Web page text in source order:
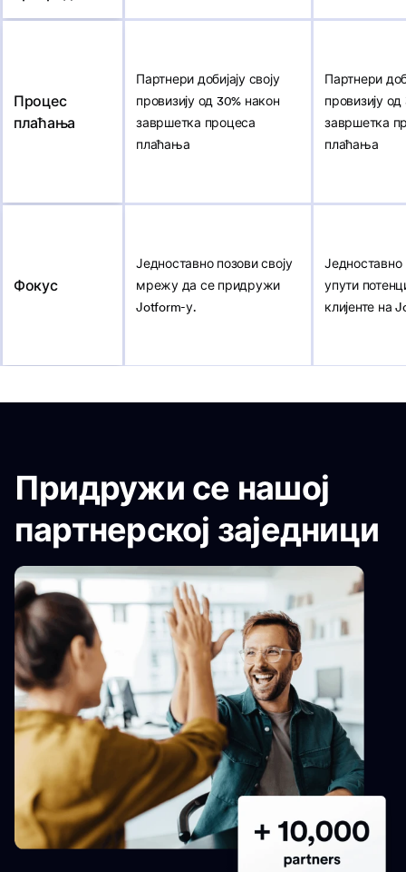
Процес
плаћања
Партнери добијају своју
провизију од 30% након
завршетка процеса
плаћања
Партнери
провизију
завршетка
плаћања
Фокус
Једноставно позови своју
мрежу да се придружи
Jotform-у.
упути
клијенте на
Придружи се нашој
партнерској заједници